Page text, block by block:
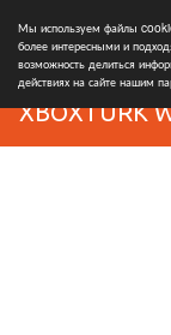
Мы используем файлы
более интересными и
возможность делиться
действиях на сайте нашим
XBOXTURK